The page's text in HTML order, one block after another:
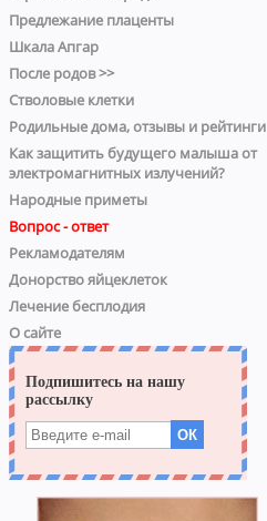
Предлежание плаценты
Шкала Апгар
После родов >>
Стволовые клетки
Родильные дома, отзывы и рейтинги
Как защитить будущего малыша от
электромагнитных излучений?
Народные приметы
Вопрос - ответ
Рекламодателям
Донорство яйцеклеток
Лечение бесплодия
О сайте